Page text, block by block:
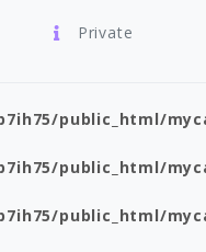
Private
public_html/
public_html/
public_html/